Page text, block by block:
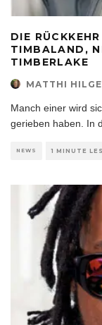
DIE
TIMBALAND,
TIMBERLAKE
MATTHI HILGE
Manch einer wird
gerieben haben. In
NEWS 1 MINUTE